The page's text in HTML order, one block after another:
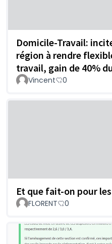
Domicile-Travail:
région à rendre
travail, gain de 40%
Vincent 0
Et que fait-on pour
FLORENT 0